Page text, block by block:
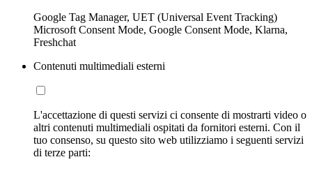
Google Tag Manager, UET (Universal Event Tracking)
Microsoft Consent Mode, Google Consent Mode, Klarna,
Freshchat
Contenuti multimediali esterni
L'accettazione di questi servizi ci consente di mostrarti video o
altri contenuti multimediali ospitati da fornitori esterni. Con il
tuo consenso, su questo sito web utilizziamo i seguenti servizi
di terze parti: